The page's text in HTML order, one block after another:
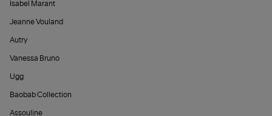
Isabel Marant
Jeanne Vouland
Autry
Vanessa Bruno
Ugg
Baobab Collection
Assouline